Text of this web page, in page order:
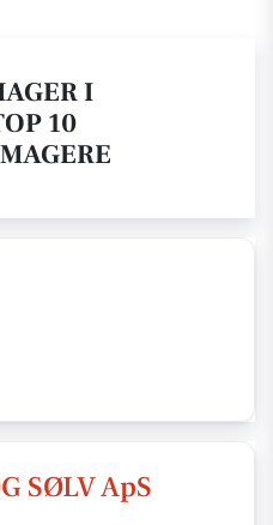
I
10
SØLV ApS